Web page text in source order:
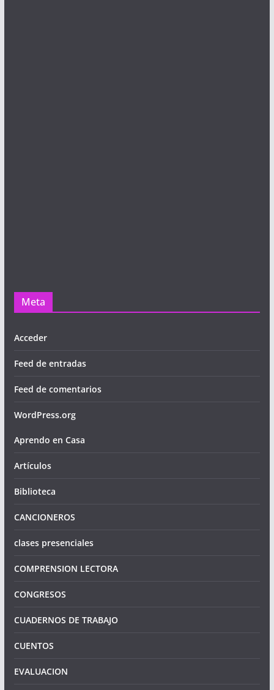
Meta
Acceder
Feed de entradas
Feed de comentarios
WordPress.org
Aprendo en Casa
Artículos
Biblioteca
CANCIONEROS
clases presenciales
COMPRENSION LECTORA
CONGRESOS
CUADERNOS DE TRABAJO
CUENTOS
EVALUACION